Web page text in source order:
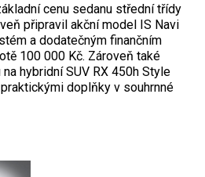
cenu sedanu střední třídy
připravil akční model IS Navi
a dodatečným finančním
100 000 Kč. Zároveň také
hybridní SUV RX 450h Style
doplňky v souhrnné